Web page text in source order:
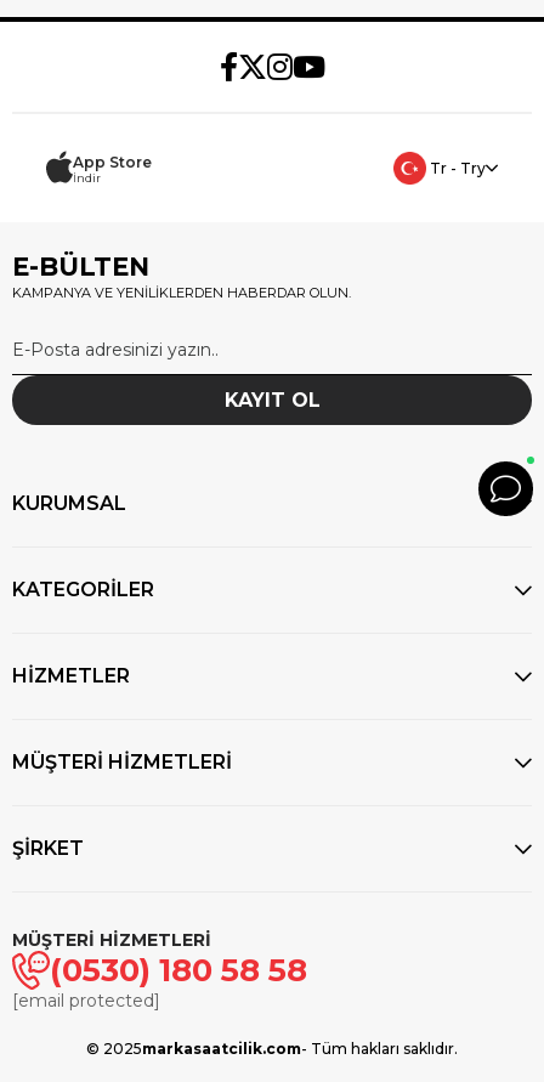
App Store
İndir
Tr - Try
E-BÜLTEN
KAMPANYA VE YENİLİKLERDEN HABERDAR OLUN.
KAYIT OL
KURUMSAL
KATEGORİLER
HİZMETLER
MÜŞTERİ HİZMETLERİ
ŞİRKET
MÜŞTERİ HİZMETLERİ
(0530) 180 58 58
[email protected]
© 2025markasaatcilik.com- Tüm hakları saklıdır.